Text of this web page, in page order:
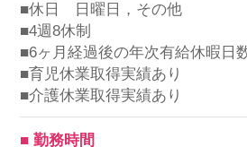
■休日 日曜日，その他
■4週8休制
■6ヶ月経過後の年次有給休暇日
■育児休業取得実績あり
■介護休業取得実績あり
■ 勤務時間